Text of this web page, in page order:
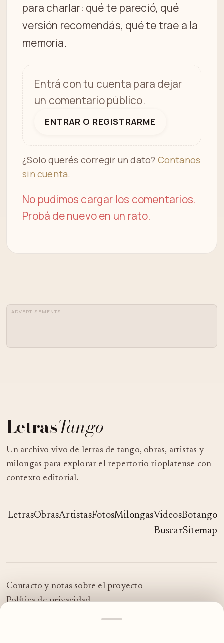
para charlar: qué te pareció, qué
versión recomendás, qué te trae a la
memoria.
Entrá con tu cuenta para dejar
un comentario público.
ENTRAR O REGISTRARME
¿Solo querés corregir un dato? Contanos
sin cuenta.
No pudimos cargar los comentarios.
Probá de nuevo en un rato.
ADVERTISEMENTS
LetrasTango
Un archivo vivo de letras de tango, obras, artistas y
milongas para explorar el repertorio rioplatense con
contexto editorial.
LetrasObrasArtistasFotosMilongasVideosBotango
BuscarSitemap
Contacto y notas sobre el proyecto
Política de privacidad